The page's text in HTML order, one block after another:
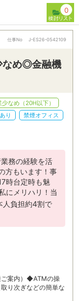
0
仕事No J-ES26-0542109
なめ◎金融機
少なめ（20H以下）
り
禁煙オフィス
務の経験を活
方もいます！事
時台定時も魅
にメリハリ！当
負担約4割で
案内）◆ATMの操
り次ぎなどの簡単な